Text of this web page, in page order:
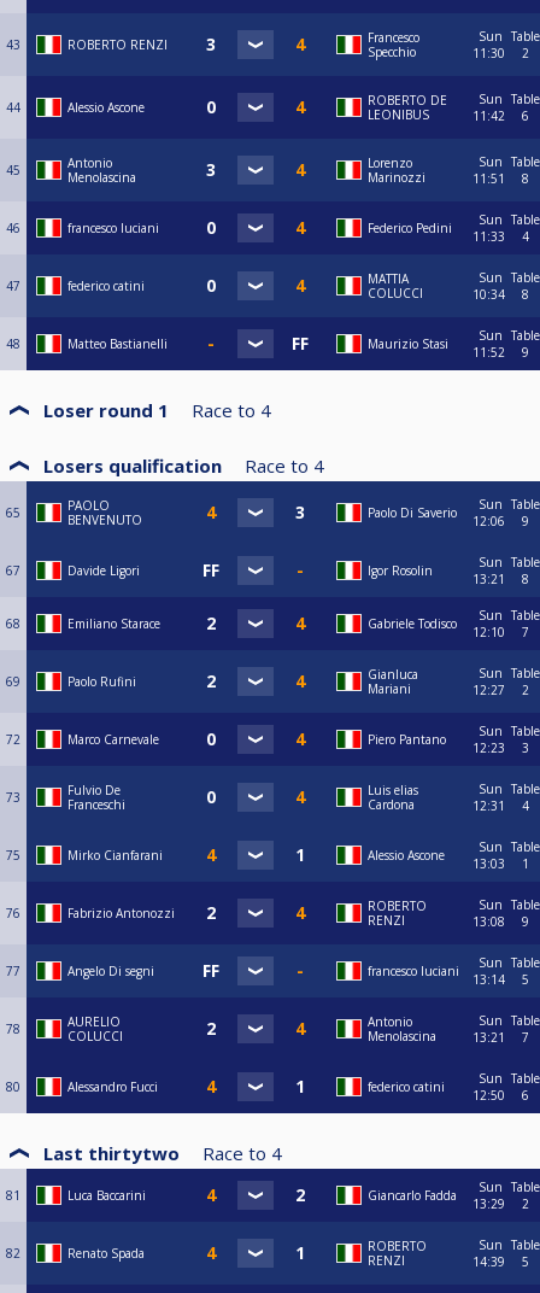
43 ROBERTO RENZI
Francesco
Specchio
Sun
11:30
Table
2
44 Alessio Ascone
ROBERTO DE
LEONIBUS
Sun
11:42
Table
6
45
Antonio
Menolascina
Lorenzo
Marinozzi
Sun
11:51
Table
8
46 francesco luciani Federico Pedini
Sun
11:33
Table
4
47 federico catini
MATTIA
COLUCCI
Sun
10:34
Table
8
48 Matteo Bastianelli Maurizio Stasi
Sun
11:52
Table
9
Loser round 1 Race to 4
Losers qualification Race to 4
65
PAOLO
BENVENUTO
Paolo Di Saverio
Sun
12:06
Table
9
67 Davide Ligori Igor Rosolin
Sun
13:21
Table
8
68 Emiliano Starace Gabriele Todisco
Sun
12:10
Table
7
69 Paolo Rufini
Gianluca
Mariani
Sun
12:27
Table
2
72 Marco Carnevale Piero Pantano
Sun
12:23
Table
3
73
Fulvio De
Franceschi
Luis elias
Cardona
Sun
12:31
Table
4
75 Mirko Cianfarani Alessio Ascone
Sun
13:03
Table
1
76 Fabrizio Antonozzi
ROBERTO
RENZI
Sun
13:08
Table
9
77 Angelo Di segni francesco luciani
Sun
13:14
Table
5
78
AURELIO
COLUCCI
Antonio
Menolascina
Sun
13:21
Table
7
80 Alessandro Fucci federico catini
Sun
12:50
Table
6
Last thirtytwo Race to 4
81 Luca Baccarini Giancarlo Fadda
Sun
13:29
Table
2
82 Renato Spada
ROBERTO
RENZI
Sun
14:39
Table
5